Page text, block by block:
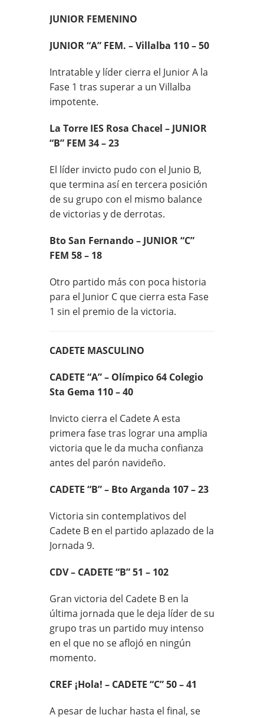
JUNIOR FEMENINO
JUNIOR “A” FEM. – Villalba 110 – 50
Intratable y líder cierra el Junior A la
Fase 1 tras superar a un Villalba
impotente.
La Torre IES Rosa Chacel – JUNIOR
“B” FEM 34 – 23
El líder invicto pudo con el Junio B,
que termina así en tercera posición
de su grupo con el mismo balance
de victorias y de derrotas.
Bto San Fernando – JUNIOR “C”
FEM 58 – 18
Otro partido más con poca historia
para el Junior C que cierra esta Fase
1 sin el premio de la victoria.
CADETE MASCULINO
CADETE “A” – Olímpico 64 Colegio
Sta Gema 110 – 40
Invicto cierra el Cadete A esta
primera fase tras lograr una amplia
victoria que le da mucha confianza
antes del parón navideño.
CADETE “B” – Bto Arganda 107 – 23
Victoria sin contemplativos del
Cadete B en el partido aplazado de la
Jornada 9.
CDV – CADETE “B” 51 – 102
Gran victoria del Cadete B en la
última jornada que le deja líder de su
grupo tras un partido muy intenso
en el que no se aflojó en ningún
momento.
CREF ¡Hola! – CADETE “C” 50 – 41
A pesar de luchar hasta el final, se